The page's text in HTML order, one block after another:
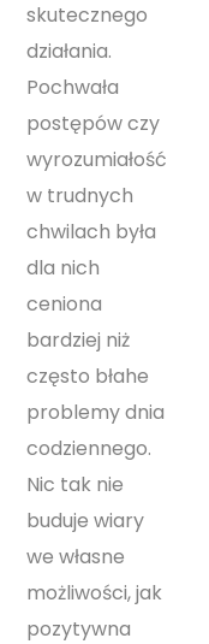
skutecznego
działania.
Pochwała
postępów czy
wyrozumiałość
w trudnych
chwilach była
dla nich
ceniona
bardziej niż
często błahe
problemy dnia
codziennego.
Nic tak nie
buduje wiary
we własne
możliwości, jak
pozytywna